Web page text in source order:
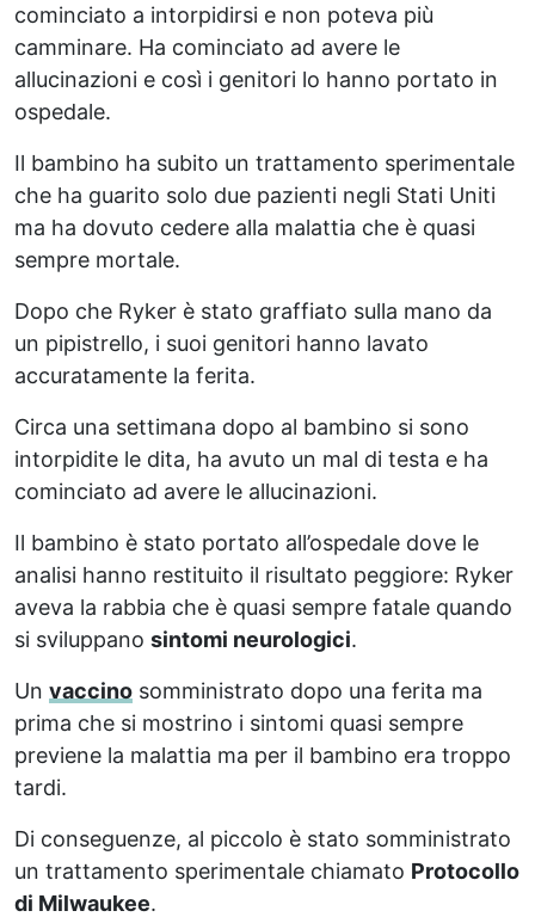
cominciato a intorpidirsi e non poteva più
camminare. Ha cominciato ad avere le
allucinazioni e così i genitori lo hanno portato in
ospedale.
Il bambino ha subito un trattamento sperimentale
che ha guarito solo due pazienti negli Stati Uniti
ma ha dovuto cedere alla malattia che è quasi
sempre mortale.
Dopo che Ryker è stato graffiato sulla mano da
un pipistrello, i suoi genitori hanno lavato
accuratamente la ferita.
Circa una settimana dopo al bambino si sono
intorpidite le dita, ha avuto un mal di testa e ha
cominciato ad avere le allucinazioni.
Il bambino è stato portato all’ospedale dove le
analisi hanno restituito il risultato peggiore: Ryker
aveva la rabbia che è quasi sempre fatale quando
si sviluppano sintomi neurologici.
Un vaccino somministrato dopo una ferita ma
prima che si mostrino i sintomi quasi sempre
previene la malattia ma per il bambino era troppo
tardi.
Di conseguenze, al piccolo è stato somministrato
un trattamento sperimentale chiamato Protocollo
di Milwaukee.